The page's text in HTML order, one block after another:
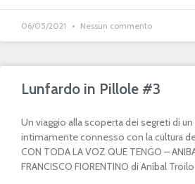
06/05/2021 Nessun commento
Lunfardo in Pillole #3
Un viaggio alla scoperta dei segreti di un
intimamente connesso con la cultura
CON TODA LA VOZ QUE TENGO –
FRANCISCO FIORENTINO di Aníbal